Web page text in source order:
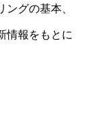
グの基本、
情報をもとに